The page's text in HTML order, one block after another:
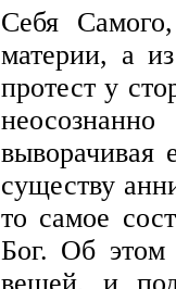
Себя
материи, а
протест у
выворачивая
существу
то самое
Бог. Об этом